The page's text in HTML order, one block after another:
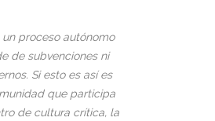
un proceso autónomo
de subvenciones ni
Si esto es así es
que participa
de cultura crítica, la